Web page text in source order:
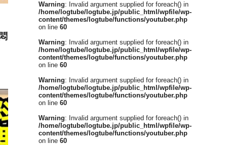
Warning: Invalid argument supplied for foreach() in
/home/logtube/logtube.jp/public_html/wpfile/wp-
content/themes/logtube/functions/youtuber.php
on line 60
Warning: Invalid argument supplied for foreach() in
/home/logtube/logtube.jp/public_html/wpfile/wp-
content/themes/logtube/functions/youtuber.php
on line 60
Warning: Invalid argument supplied for foreach() in
/home/logtube/logtube.jp/public_html/wpfile/wp-
content/themes/logtube/functions/youtuber.php
on line 60
Warning: Invalid argument supplied for foreach() in
/home/logtube/logtube.jp/public_html/wpfile/wp-
content/themes/logtube/functions/youtuber.php
on line 60